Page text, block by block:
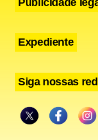
Expediente
Siga nossas